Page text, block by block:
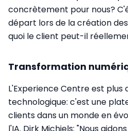
concrètement pour nous?
départ lors de la création
quoi le client peut-il
Transformation
L'Experience Centre est plus
technologique: c'est une
clients dans un monde en
l'IA. Dirk Michiels: "Nous